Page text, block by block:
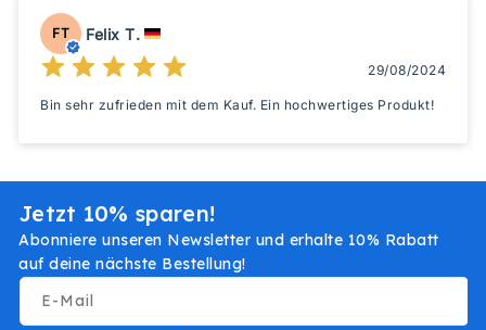
FT Felix T.
29/08/2024
Bin sehr zufrieden mit dem Kauf. Ein hochwertiges Produkt!
Jetzt 10% sparen!
Abonniere unseren Newsletter und erhalte 10% Rabatt
auf deine nächste Bestellung!
E-Mail